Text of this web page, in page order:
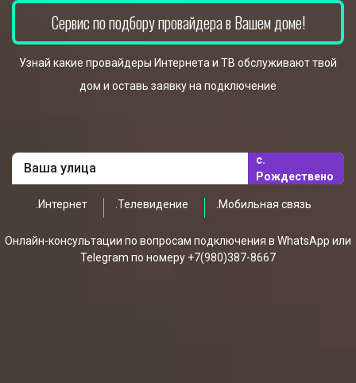
Сервис по подбору провайдера в Вашем доме!
Узнай какие провайдеры Интернета и ТВ обслуживают твой
дом и оставь заявку на подключение
с.
Рождествено
.Интернет .Телевидение .Мобильная связь
Онлайн-консультации по вопросам подключения в WhatsApp или
Telegram по номеру +7(980)387-8667